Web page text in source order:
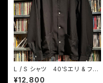
L / S シャツ 40'Sエリ & フロ
ント2ポケット
¥12,800